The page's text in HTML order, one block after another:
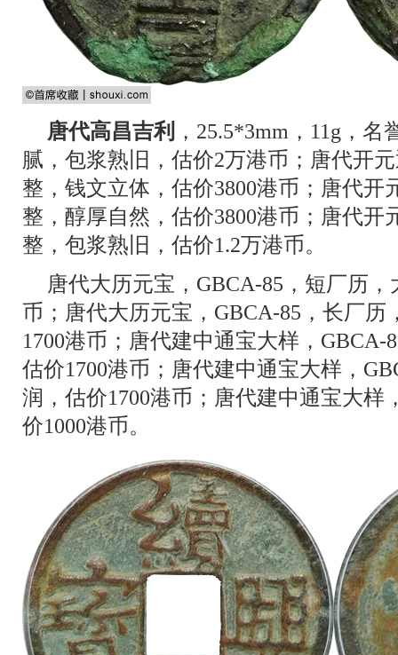
唐代高昌吉利 ，25.5*3mm，11g，
腻，包浆熟旧，估价2万港币；唐代开
整，钱文立体，估价3800港币；唐代开
整，醇厚自然，估价3800港币；唐代开
整，包浆熟旧，估价1.2万港币。
唐代大历元宝，GBCA-85，短厂历
币；唐代大历元宝，GBCA-85，长厂
1700港币；唐代建中通宝大样，
估价1700港币；唐代建中通宝大样，
润，估价1700港币；唐代建中通宝大样
价1000港币。